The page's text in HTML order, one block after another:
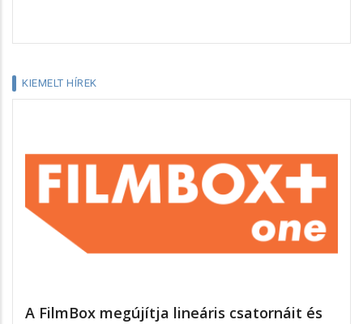
KIEMELT HÍREK
A FilmBox megújítja lineáris csatornáit és